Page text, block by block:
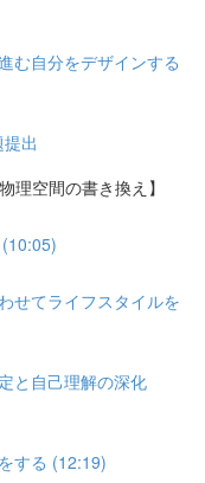
む自分をデザインする
出
空間の書き換え】
せてライフスタイルを
と自己理解の深化
する (12:19)